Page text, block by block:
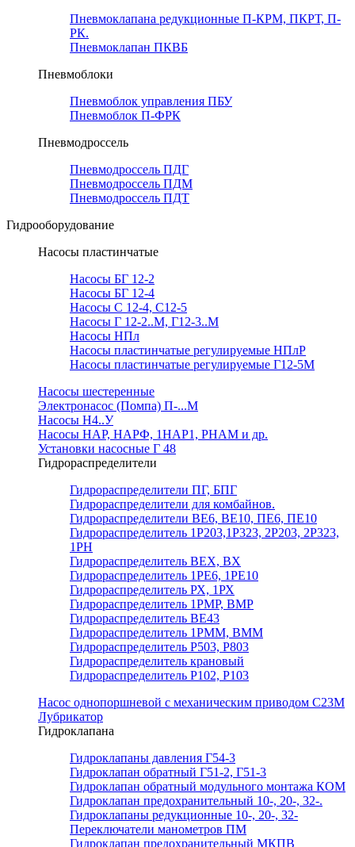
Пневмоклапана редукционные П-КРМ, ПКРТ, П-
РК.
Пневмоклапан ПКВБ
Пневмоблоки
Пневмоблок управления ПБУ
Пневмоблок П-ФРК
Пневмодроссель
Пневмодроссель ПДГ
Пневмодроссель ПДМ
Пневмодроссель ПДТ
Гидрооборудование
Насосы пластинчатые
Насосы БГ 12-2
Насосы БГ 12-4
Насосы С 12-4, С12-5
Насосы Г 12-2..М, Г12-3..М
Насосы НПл
Насосы пластинчатые регулируемые НПлР
Насосы пластинчатые регулируемые Г12-5М
Насосы шестеренные
Электронасос (Помпа) П-...М
Насосы Н4..У
Насосы НАР, НАРФ, 1НАР1, РНАМ и др.
Установки насосные Г 48
Гидрораспределители
Гидрораспределители ПГ, БПГ
Гидрораспределители для комбайнов.
Гидрораспределители ВЕ6, ВЕ10, ПЕ6, ПЕ10
Гидрораспределитель 1Р203,1Р323, 2Р203, 2Р323,
1РН
Гидрораспределитель ВЕХ, ВХ
Гидрораспределитель 1РЕ6, 1РЕ10
Гидрораспределитель РХ, 1РХ
Гидрораспределитель 1РМР, ВМР
Гидрораспределитель ВЕ43
Гидрораспределитель 1РММ, ВММ
Гидрораспределитель Р503, Р803
Гидрораспределитель крановый
Гидрораспределитель Р102, Р103
Насос однопоршневой с механическим приводом С23М
Лубрикатор
Гидроклапана
Гидроклапаны давления Г54-3
Гидроклапан обратный Г51-2, Г51-3
Гидроклапан обратный модульного монтажа КОМ
Гидроклапан предохранительный 10-, 20-, 32-.
Гидроклапаны редукционные 10-, 20-, 32-
Переключатели манометров ПМ
Гидроклапан предохранительный МКПВ